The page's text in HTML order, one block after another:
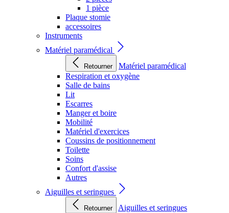
1 pièce
Plaque stomie
accessoires
Instruments
Matériel paramédical
Retourner
Matériel paramédical
Respiration et oxygène
Salle de bains
Lit
Escarres
Manger et boire
Mobilité
Matériel d'exercices
Coussins de positionnement
Toilette
Soins
Confort d'assise
Autres
Aiguilles et seringues
Retourner
Aiguilles et seringues